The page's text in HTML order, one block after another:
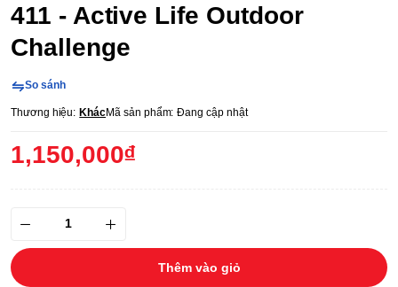
411 - Active Life Outdoor
Challenge
So sánh
Thương hiệu: KhácMã sản phẩm: Đang cập nhật
1,150,000₫
Thêm vào giỏ